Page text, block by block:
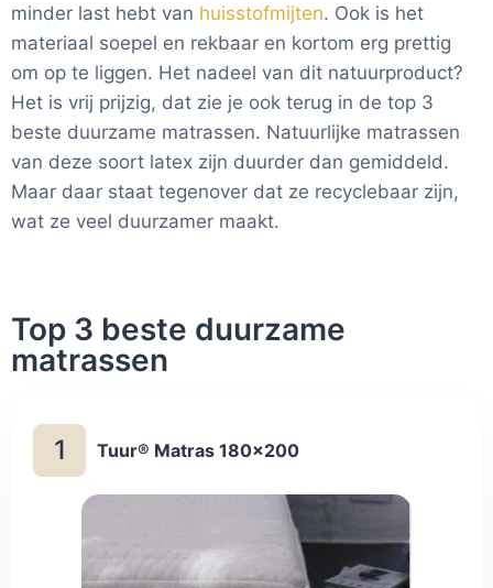
minder last hebt van huisstofmijten. Ook is het
materiaal soepel en rekbaar en kortom erg prettig
om op te liggen. Het nadeel van dit natuurproduct?
Het is vrij prijzig, dat zie je ook terug in de top 3
beste duurzame matrassen. Natuurlijke matrassen
van deze soort latex zijn duurder dan gemiddeld.
Maar daar staat tegenover dat ze recyclebaar zijn,
wat ze veel duurzamer maakt.
Top 3 beste duurzame
matrassen
1 Tuur® Matras 180x200